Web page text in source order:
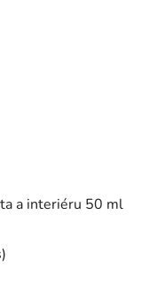
a interiéru 50 ml